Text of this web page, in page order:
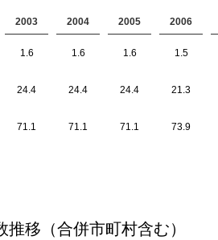
2003 2004 2005 2006
1.6 1.6 1.6 1.5
24.4 24.4 24.4 21.3
71.1 71.1 71.1 73.9
移（合併市町村含む）